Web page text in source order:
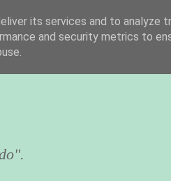
its services and to analyze
and security metrics to